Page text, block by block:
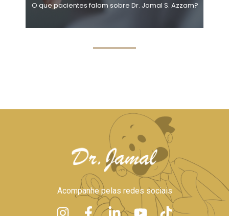
O que pacientes falam sobre Dr. Jamal S. Azzam?
Acompanhe pelas redes sociais